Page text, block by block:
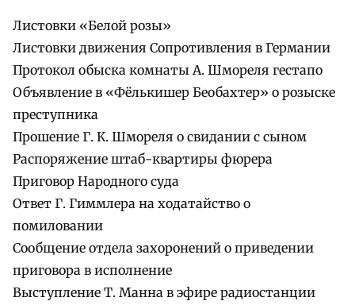
Листовки «Белой розы»
Листовки движения Сопротивления в Германии
Протокол обыска комнаты А. Шмореля гестапо
Объявление в «Фёлькишер Беобахтер» о розыске
преступника
Прошение Г. К. Шмореля о свидании с сыном
Распоряжение штаб-квартиры фюрера
Приговор Народного суда
Ответ Г. Гиммлера на ходатайство о
помиловании
Сообщение отдела захоронений о приведении
приговора в исполнение
Выступление Т. Манна в эфире радиостанции